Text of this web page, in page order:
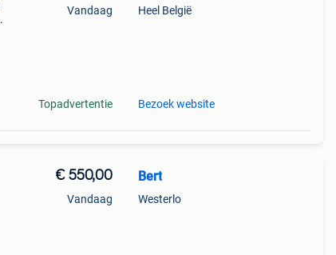
Vandaag
Topadvertentie
Heel België
Bezoek website
€ 550,00
Vandaag
Bert
Westerlo